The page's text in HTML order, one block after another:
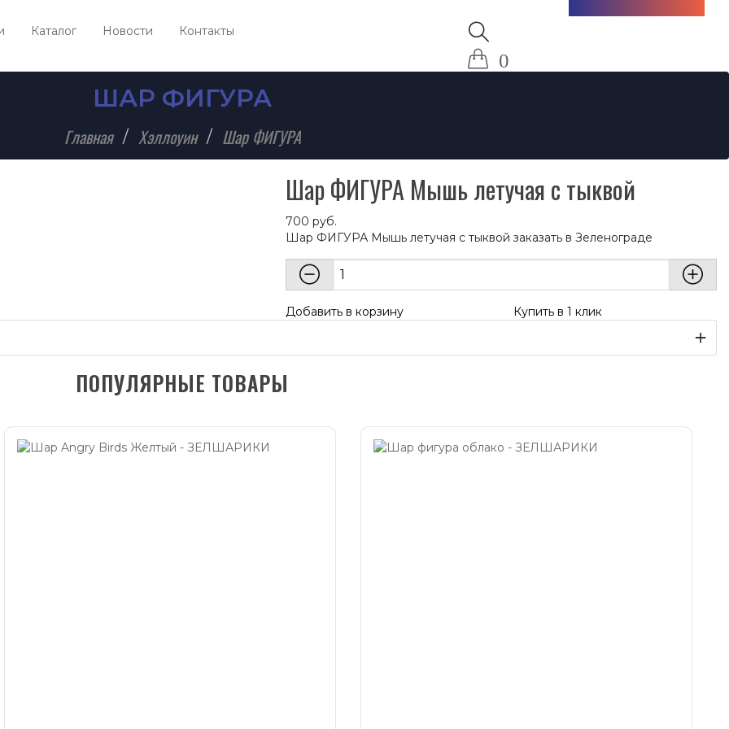
Каталог Новости Контакты
0
ШАР ФИГУРА
Главная Хэллоуин Шар ФИГУРА
Шар ФИГУРА Мышь летучая с тыквой
700 руб.
Шар ФИГУРА Мышь летучая с тыквой заказать в Зеленограде
Добавить в корзину Купить в 1 клик
ПОПУЛЯРНЫЕ ТОВАРЫ